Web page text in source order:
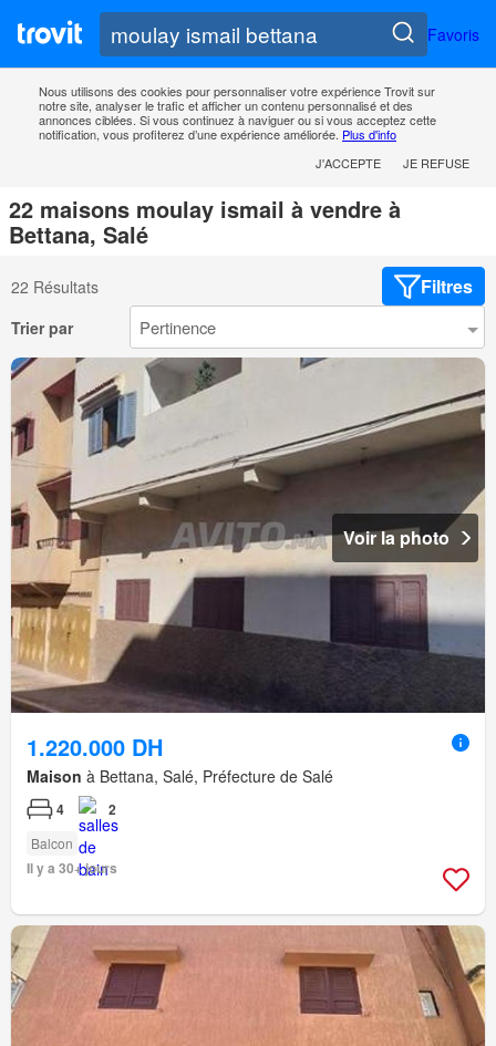
Favoris
Nous utilisons des cookies pour personnaliser votre expérience Trovit sur
notre site, analyser le trafic et afficher un contenu personnalisé et des
annonces ciblées. Si vous continuez à naviguer ou si vous acceptez cette
notification, vous profiterez d’une expérience améliorée. Plus d'info
J'ACCEPTE
JE REFUSE
22 maisons moulay ismail à vendre à
Bettana, Salé
22 Résultats Filtres
Trier par
Voir la photo
1.220.000 DH
Maison à Bettana, Salé, Préfecture de Salé
4 2
Balcon
Il y a 30+ jours